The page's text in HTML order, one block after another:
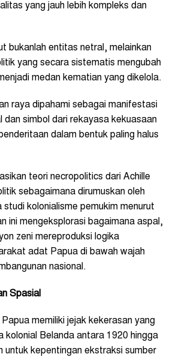
yang jauh lebih kompleks dan
bukanlah entitas netral, melainkan
yang secara sistematis mengubah
medan kematian yang dikelola.
raya dipahami sebagai manifestasi
dan simbol dari rekayasa kekuasaan
dalam bentuk paling halus
teori necropolitics dari Achille
sebagaimana dirumuskan oleh
studi kolonialisme pemukim menurut
ini mengeksplorasi bagaimana aspal,
zeni mereproduksi logika
adat Papua di bawah wajah
nasional.
Spasial
memiliki jejak kekerasan yang
kolonial Belanda antara 1920 hingga
untuk kepentingan ekstraksi sumber